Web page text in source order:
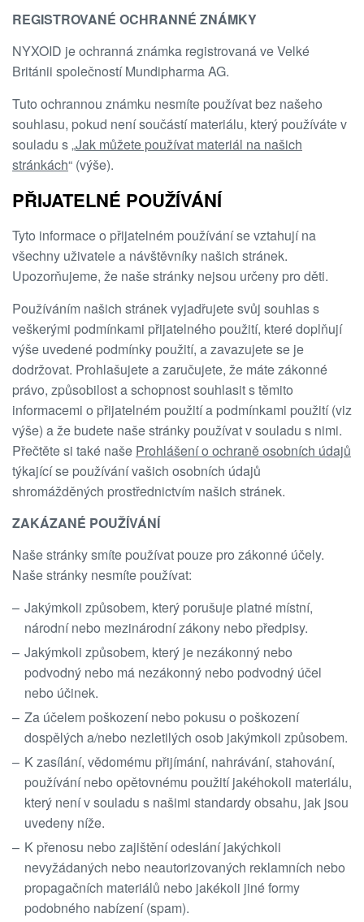
REGISTROVANÉ OCHRANNÉ ZNÁMKY
NYXOID je ochranná známka registrovaná ve Velké
Británii společností Mundipharma AG.
Tuto ochrannou známku nesmíte používat bez našeho
souhlasu, pokud není součástí materiálu, který používáte v
souladu s „Jak můžete používat materiál na našich
stránkách“ (výše).
PŘIJATELNÉ POUŽÍVÁNÍ
Tyto informace o přijatelném používání se vztahují na
všechny uživatele a návštěvníky našich stránek.
Upozorňujeme, že naše stránky nejsou určeny pro děti.
Používáním našich stránek vyjadřujete svůj souhlas s
veškerými podmínkami přijatelného použití, které doplňují
výše uvedené podmínky použití, a zavazujete se je
dodržovat. Prohlašujete a zaručujete, že máte zákonné
právo, způsobilost a schopnost souhlasit s těmito
informacemi o přijatelném použití a podmínkami použití (viz
výše) a že budete naše stránky používat v souladu s nimi.
Přečtěte si také naše Prohlášení o ochraně osobních údajů
týkající se používání vašich osobních údajů
shromážděných prostřednictvím našich stránek.
ZAKÁZANÉ POUŽÍVÁNÍ
Naše stránky smíte používat pouze pro zákonné účely.
Naše stránky nesmíte používat:
Jakýmkoli způsobem, který porušuje platné místní,
národní nebo mezinárodní zákony nebo předpisy.
Jakýmkoli způsobem, který je nezákonný nebo
podvodný nebo má nezákonný nebo podvodný účel
nebo účinek.
Za účelem poškození nebo pokusu o poškození
dospělých a/nebo nezletilých osob jakýmkoli způsobem.
K zasílání, vědomému přijímání, nahrávání, stahování,
používání nebo opětovnému použití jakéhokoli materiálu,
který není v souladu s našimi standardy obsahu, jak jsou
uvedeny níže.
K přenosu nebo zajištění odeslání jakýchkoli
nevyžádaných nebo neautorizovaných reklamních nebo
propagačních materiálů nebo jakékoli jiné formy
podobného nabízení (spam).